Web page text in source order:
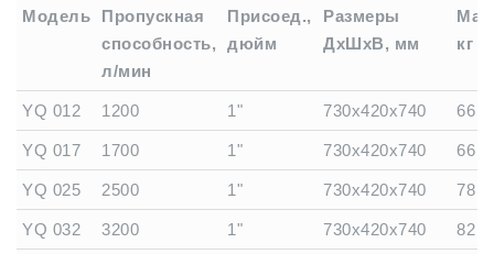
Модель
Пропускная
способность,
л/мин
Присоед.,
дюйм
Размеры
ДхШхВ, мм
кг
Модель
Пропускная
способность,
л/мин
Присоед.,
дюйм
Размеры
ДхШхВ, мм
кг
YQ 012 1200 1" 730x420x740 66
YQ 017 1700 1" 730x420x740 66
YQ 025 2500 1" 730x420x740 78
YQ 032 3200 1" 730x420x740 82